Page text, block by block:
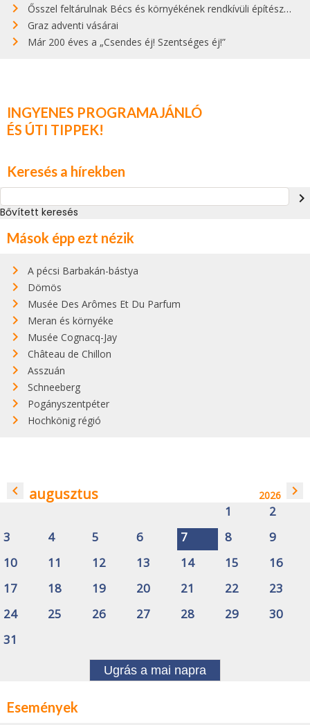
Ősszel feltárulnak Bécs és környékének rendkívüli építészeti kincsei
Graz adventi vásárai
Már 200 éves a „Csendes éj! Szentséges éj!”
INGYENES PROGRAMAJÁNLÓ
ÉS ÚTI TIPPEK!
Keresés a hírekben
navigate_next
Bővített keresés
Mások épp ezt nézik
A pécsi Barbakán-bástya
Dömös
Musée Des Arômes Et Du Parfum
Meran és környéke
Musée Cognacq-Jay
Château de Chillon
Asszuán
Schneeberg
Pogányszentpéter
Hochkönig régió
navigate_before augusztus 2026 navigate_next
1
2
3
4 5 6 7 8
9
10
11 12 13 14 15
16
17
18 19 20 21 22
23
24
25 26 27 28 29
30
31
Ugrás a mai napra
Események